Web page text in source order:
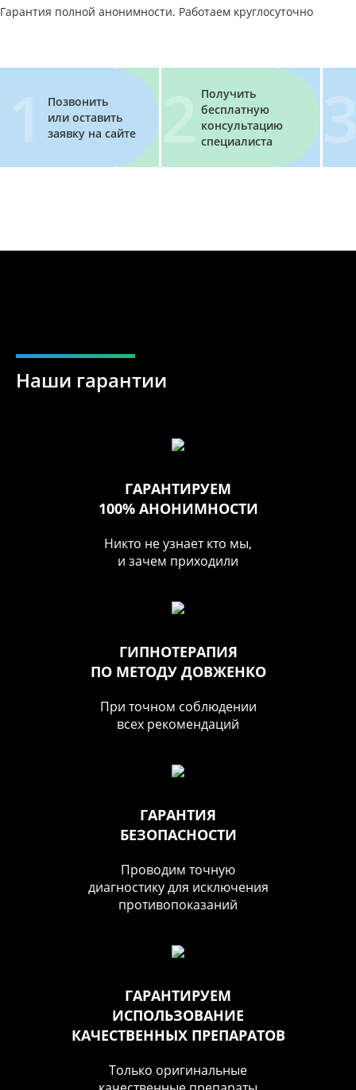
Гарантия полной анонимности. Работаем круглосуточно
Позвонить
или оставить
заявку на сайте
Получить
бесплатную
консультацию
специалиста
Наши гарантии
ГАРАНТИРУЕМ
100% АНОНИМНОСТИ
Никто не узнает кто мы,
и зачем приходили
ГИПНОТЕРАПИЯ
ПО МЕТОДУ ДОВЖЕНКО
При точном соблюдении
всех рекомендаций
ГАРАНТИЯ
БЕЗОПАСНОСТИ
Проводим точную
диагностику для исключения
противопоказаний
ГАРАНТИРУЕМ
ИСПОЛЬЗОВАНИЕ
КАЧЕСТВЕННЫХ ПРЕПАРАТОВ
Только оригинальные